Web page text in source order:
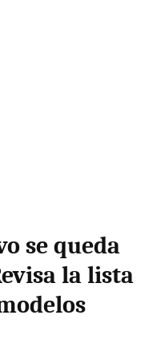
se queda
la lista